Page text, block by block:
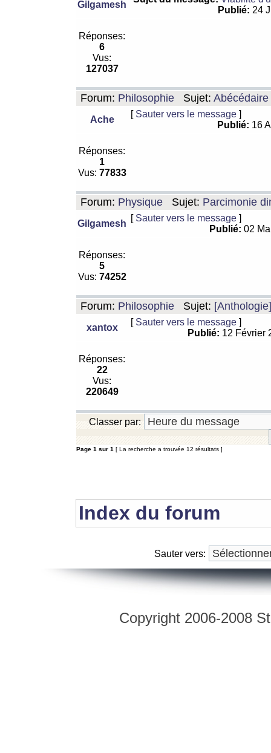
Gilgamesh
Publié: 24
Réponses:
6
Vus:
127037
Forum: Philosophie Sujet: Abécédaire
Ache
[ Sauter vers le message ]
Publié: 16
Réponses:
1
Vus: 77833
Forum: Physique Sujet: Parcimonie
Gilgamesh
[ Sauter vers le message ]
Publié: 02
Réponses:
5
Vus: 74252
Forum: Philosophie Sujet:
xantox
[ Sauter vers le message ]
Publié: 12 Février
Réponses:
22
Vus:
220649
Classer par:
Page 1 sur 1 [ La recherche a trouvée 12 résultats ]
Index du forum
Sauter vers:
Copyright 2006-2008